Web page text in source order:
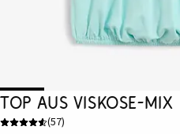
Top aus Viskose-Mix
(57)